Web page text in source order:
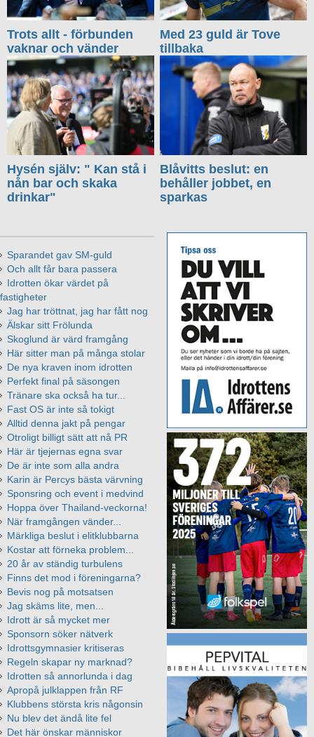
Trots allt - förbunden
vaknar och vänder
Med 23 guld är Tove
tillbaka
Hysén själv: " Kan stå i
nån bar och skaka
drinkar"
Blåvitts beslut: en
behåller jobbet, en
sparkas
Sparandet gav SM-guld
Och allt får bara passera
Idrotten ökar värdet på
fastigheter
Jag har tröttnat, jag har fått nog
Älskar sitt Frölunda
Skoglund är värd framgång
Här sitter man på många stolar
De nya kraven inom idrotten
Perfekt final på säsongen
Tränare ska också ha tur...
Fast OS är inte så tokigt
Alltid denna jakt på pengar
Otroligt billigt sätt att nå PR
Här är tjejernas egna svar
De är inte som alla andra
Karin är Percys bästa värvning
Sponsring och event i medvind
Hoppa över Thailand-veckorna!
När framgången vänder...
Märkliga beslut i elitklubbarna
Kostar att förneka problem...
20 år av ständig turbulens
Finns det mod i föreningarna?
Bevis nog på motsatsen
Jag skäms lite, men...
Idrott är så mycket mer
Sponsorn söker nätverk
Idrottsgymnasier kritiseras
Regeln skapar ny marknad?
Idrotten så annorlunda i dag
Apropå julklappen från RF
Klubbens största kris någonsin
Nu blev det ändå lite fel
Det här önskar människor